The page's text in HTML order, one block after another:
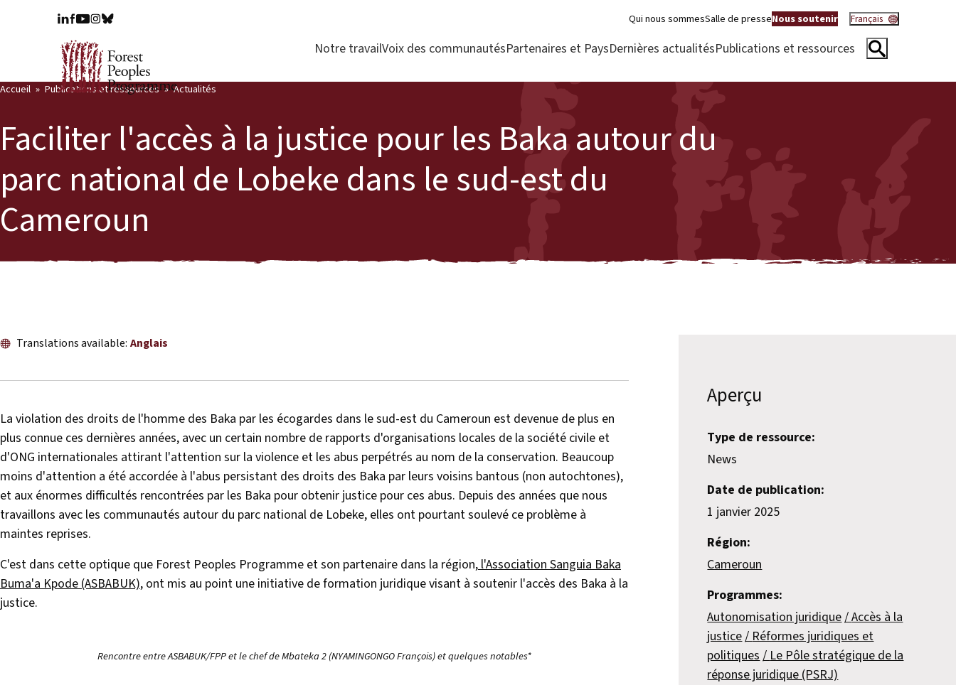
Qui nous sommesSalle de presseNous soutenir Français
Notre travailVoix des communautésPartenaires et PaysDernières actualitésPublications et ressources
Accueil Publications et ressources Actualités
Faciliter l'accès à la justice pour les Baka autour du
parc national de Lobeke dans le sud-est du
Cameroun
Translations available: Anglais
La violation des droits de l'homme des Baka par les écogardes dans le sud-est du Cameroun est devenue de plus en
plus connue ces dernières années, avec un certain nombre de rapports d'organisations locales de la société civile et
d'ONG internationales attirant l'attention sur la violence et les abus perpétrés au nom de la conservation. Beaucoup
moins d'attention a été accordée à l'abus persistant des droits des Baka par leurs voisins bantous (non autochtones),
et aux énormes difficultés rencontrées par les Baka pour obtenir justice pour ces abus. Depuis des années que nous
travaillons avec les communautés autour du parc national de Lobeke, elles ont pourtant soulevé ce problème à
maintes reprises.
C'est dans cette optique que Forest Peoples Programme et son partenaire dans la région,l'Association Sanguia Baka
Buma'a Kpode (ASBABUK), ont mis au point une initiative de formation juridique visant à soutenir l'accès des Baka à la
justice.
Rencontre entre ASBABUK/FPP et le chef de Mbateka 2 (NYAMINGONGO François) et quelques notables*
Aperçu
Type de ressource:
News
Date de publication:
1 janvier 2025
Région:
Cameroun
Programmes:
Autonomisation juridique Accès à la
justice Réformes juridiques et
politiques Le Pôle stratégique de la
réponse juridique (PSRJ)